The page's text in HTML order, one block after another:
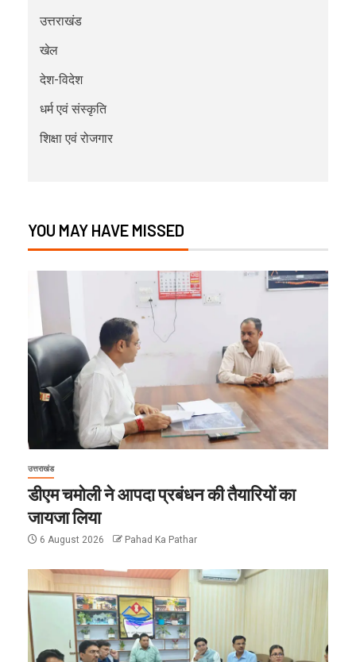
उत्तराखंड
खेल
देश-विदेश
धर्म एवं संस्कृति
शिक्षा एवं रोजगार
YOU MAY HAVE MISSED
उत्तराखंड
डीएम चमोली ने आपदा प्रबंधन की तैयारियों का
जायजा लिया
6 August 2026 Pahad Ka Pathar